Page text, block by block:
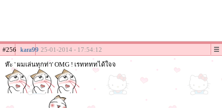
#256 kara99 25-01-2014 - 17:54:12
ห๊ะ ' ผมเล่นทุกท่า' OMG ! เรททททได้ใจจ